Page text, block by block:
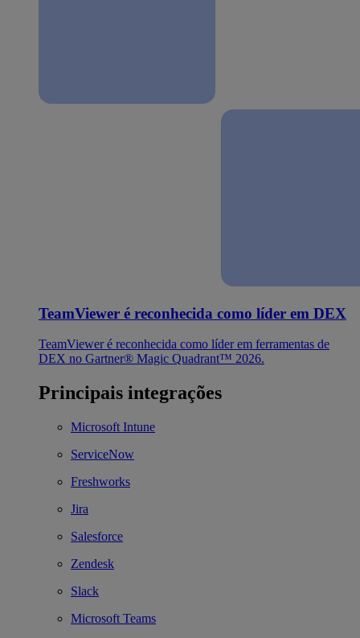
TeamViewer é reconhecida como líder em DEX
TeamViewer é reconhecida como líder em ferramentas de
DEX no Gartner® Magic Quadrant™ 2026.
Principais integrações
Microsoft Intune
ServiceNow
Freshworks
Jira
Salesforce
Zendesk
Slack
Microsoft Teams